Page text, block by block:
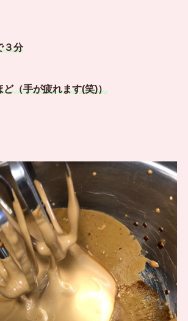
３分
ど（手が疲れます(笑)）